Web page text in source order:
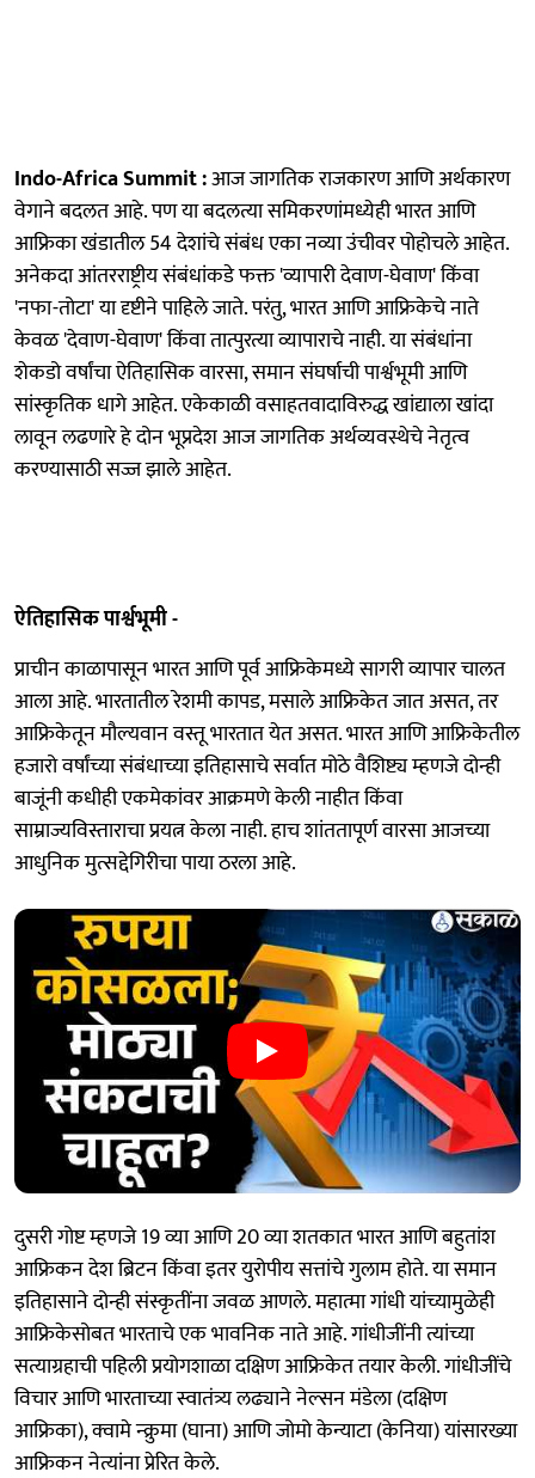
Indo-Africa Summit :आज जागतिक राजकारण आणि अर्थकारण
वेगाने बदलत आहे. पण या बदलत्या समि‍करणांमध्येही भारत आणि
आफ्रिका खंडातील 54 देशांचे संबंध एका नव्या उंचीवर पोहोचले आहेत.
अनेकदा आंतरराष्ट्रीय संबंधांकडे फक्त 'व्यापारी देवाण-घेवाण' किंवा
'नफा-तोटा' या दृष्टीने पाहिले जाते. परंतु, भारत आणि आफ्रिकेचे नाते
केवळ 'देवाण-घेवाण' किंवा तात्पुरत्या व्यापाराचे नाही. या संबंधांना
शेकडो वर्षांचा ऐतिहासिक वारसा, समान संघर्षाची पार्श्वभूमी आणि
सांस्कृतिक धागे आहेत. एकेकाळी वसाहतवादाविरुद्ध खांद्याला खांदा
लावून लढणारे हे दोन भूप्रदेश आज जागतिक अर्थव्यवस्थेचे नेतृत्व
करण्यासाठी सज्ज झाले आहेत.
ऐतिहासिक पार्श्वभूमी -
प्राचीन काळापासून भारत आणि पूर्व आफ्रिकेमध्ये सागरी व्यापार चालत
आला आहे. भारतातील रेशमी कापड, मसाले आफ्रिकेत जात असत, तर
आफ्रिकेतून मौल्यवान वस्तू भारतात येत असत. भारत आणि आफ्रिकेतील
हजारो वर्षांच्या संबंधाच्या इतिहासाचे सर्वात मोठे वैशिष्ट्य म्हणजे दोन्ही
बाजूंनी कधीही एकमेकांवर आक्रमणे केली नाहीत किंवा
साम्राज्यविस्ताराचा प्रयत्न केला नाही. हाच शांततापूर्ण वारसा आजच्या
आधुनिक मुत्सद्देगिरीचा पाया ठरला आहे.
दुसरी गोष्ट म्हणजे 19 व्या आणि 20 व्या शतकात भारत आणि बहुतांश
आफ्रिकन देश ब्रिटन किंवा इतर युरोपीय सत्तांचे गुलाम होते. या समान
इतिहासाने दोन्ही संस्कृतींना जवळ आणले. महात्मा गांधी यांच्यामुळेही
आफ्रिकेसोबत भारताचे एक भावनिक नाते आहे. गांधीजींनी त्यांच्या
सत्याग्रहाची पहिली प्रयोगशाळा दक्षिण आफ्रिकेत तयार केली. गांधीजींचे
विचार आणि भारताच्या स्वातंत्र्य लढ्याने नेल्सन मंडेला (दक्षिण
आफ्रिका), क्वामे न्क्रुमा (घाना) आणि जोमो केन्याटा (केनिया) यांसारख्या
आफ्रिकन नेत्यांना प्रेरित केले.